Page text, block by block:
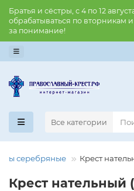
Братья и сёстры, с 4 по 12
обрабатываться по вторникам
за понимание!
Все категории
серебряные Крест
Крест нательный